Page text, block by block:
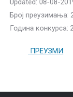
Updated: 08-08-
Број преузимања:
Година конкурса:
ПРЕУЗМИ